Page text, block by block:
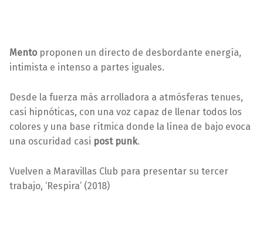
Mentoproponen un directo de desbordante energía,
intimista e intenso a partes iguales.
Desde la fuerza más arrolladora a atmósferas tenues,
casi hipnóticas, con una voz capaz de llenar todos los
colores y una base rítmica donde la línea de bajo evoca
una oscuridad casi post punk.
Vuelven a Maravillas Club para presentar su tercer
trabajo, ‘Respira’ (2018)